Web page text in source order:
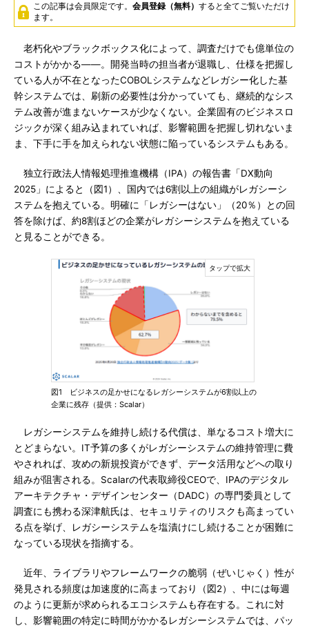
この記事は会員限定です。 会員登録（無料） すると全てご覧いただけ
ます。
老朽化やブラックボックス化によって、調査だけでも億単位の
コストがかかる――。開発当時の担当者が退職し、仕様を把握し
ている人が不在となったCOBOLシステムなどレガシー化した基
幹システムでは、刷新の必要性は分かっていても、継続的なシス
テム改善が進まないケースが少なくない。企業固有のビジネスロ
ジックが深く組み込まれていれば、影響範囲を把握し切れないま
ま、下手に手を加えられない状態に陥っているシステムもある。
独立行政法人情報処理推進機構（IPA）の報告書「DX動向
2025」によると（図1）、国内では6割以上の組織がレガシーシ
ステムを抱えている。明確に「レガシーはない」（20％）との回
答を除けば、約8割ほどの企業がレガシーシステムを抱えている
と見ることができる。
図1 ビジネスの足かせになるレガシーシステムが6割以上の
企業に残存（提供：Scalar）
レガシーシステムを維持し続ける代償は、単なるコスト増大に
とどまらない。IT予算の多くがレガシーシステムの維持管理に費
やされれば、攻めの新規投資ができず、データ活用などへの取り
組みが阻害される。Scalarの代表取締役CEOで、IPAのデジタル
アーキテクチャ・デザインセンター（DADC）の専門委員として
調査にも携わる深津航氏は、セキュリティのリスクも高まってい
る点を挙げ、レガシーシステムを塩漬けにし続けることが困難に
なっている現状を指摘する。
近年、ライブラリやフレームワークの脆弱（ぜいじゃく）性が
発見される頻度は加速度的に高まっており（図2）、中には毎週
のように更新が求められるエコシステムも存在する。これに対
し、影響範囲の特定に時間がかかるレガシーシステムでは、パッ